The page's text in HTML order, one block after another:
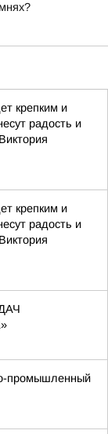
крепким и
радость и
крепким и
радость и
промышленный